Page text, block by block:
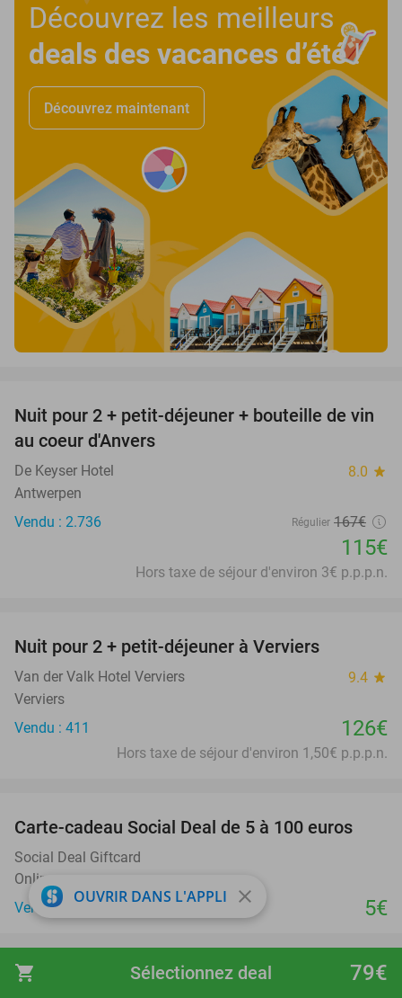
shopping_cart 79€
Sélectionnez deal
Découvrez les meilleurs
deals des vacances d’été!
Découvrez maintenant
31%
Nuit pour 2 + petit-déjeuner + bouteille de vin
au coeur d'Anvers
De Keyser Hotel 8.0 star
Antwerpen
Vendu : 2.736
Régulier 167€
115€
Hors taxe de séjour d'environ 3€ p.p.p.n.
Nuit pour 2 + petit-déjeuner à Verviers
Van der Valk Hotel Verviers 9.4 star
Verviers
Vendu : 411
126€
Hors taxe de séjour d'environ 1,50€ p.p.p.n.
Carte-cadeau Social Deal de 5 à 100 euros
Social Deal Giftcard
Online
Vendu : 76.852
5€
55%
2 nuits pour 2 + petit-déjeuner + bouteille de
OUVRIR DANS L'APPLI close